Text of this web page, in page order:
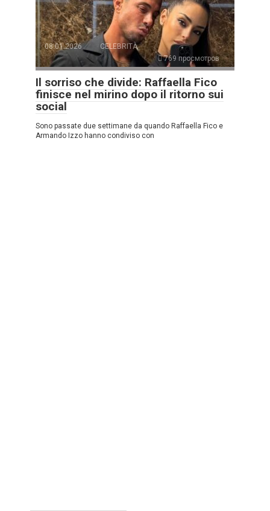
08.01.2026
CELEBRITÀ
769 просмотров
Il sorriso che divide: Raffaella Fico
finisce nel mirino dopo il ritorno sui
social
Sono passate due settimane da quando Raffaella Fico e
Armando Izzo hanno condiviso con